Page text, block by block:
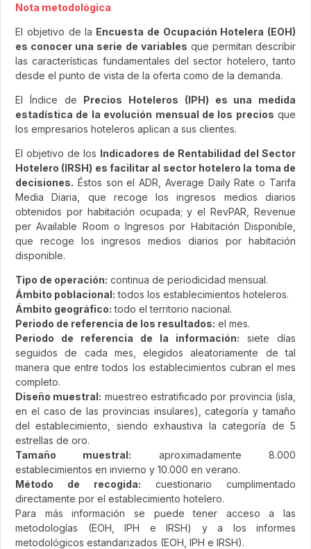
Nota metodológica
El objetivo de la Encuesta de Ocupación Hotelera (EOH)
es conocer una serie de variables que permitan describir
las características fundamentales del sector hotelero, tanto
desde el punto de vista de la oferta como de la demanda.
El Índice de Precios Hoteleros (IPH) es una medida
estadística de la evolución mensual de los precios que
los empresarios hoteleros aplican a sus clientes.
El objetivo de los Indicadores de Rentabilidad del Sector
Hotelero (IRSH) es facilitar al sector hotelero la toma de
decisiones. Éstos son el ADR, Average Daily Rate o Tarifa
Media Diaria, que recoge los ingresos medios diarios
obtenidos por habitación ocupada; y el RevPAR, Revenue
per Available Room o Ingresos por Habitación Disponible,
que recoge los ingresos medios diarios por habitación
disponible.
Tipo de operación: continua de periodicidad mensual.
Ámbito poblacional: todos los establecimientos hoteleros.
Ámbito geográfico: todo el territorio nacional.
Periodo de referencia de los resultados: el mes.
Periodo de referencia de la información: siete días
seguidos de cada mes, elegidos aleatoriamente de tal
manera que entre todos los establecimientos cubran el mes
completo.
Diseño muestral: muestreo estratificado por provincia (isla,
en el caso de las provincias insulares), categoría y tamaño
del establecimiento, siendo exhaustiva la categoría de 5
estrellas de oro.
Tamaño muestral: aproximadamente 8.000
establecimientos en invierno y 10.000 en verano.
Método de recogida: cuestionario cumplimentado
directamente por el establecimiento hotelero.
Para más información se puede tener acceso a las
metodologías (EOH, IPH e IRSH) y a los informes
metodológicos estandarizados (EOH, IPH e IRSH).